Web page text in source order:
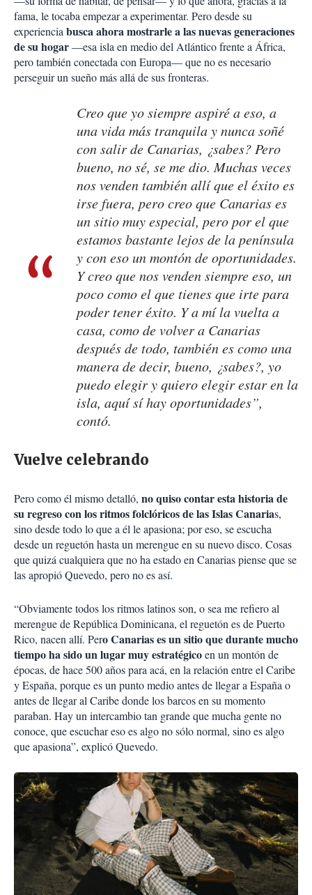
fama, le tocaba empezar a experimentar. Pero desde su
experienciabusca ahora mostrarle a las nuevas generaciones
de su hogar—esa isla en medio del Atlántico frente a África,
pero también conectada con Europa— que no es necesario
perseguir un sueño más allá de sus fronteras.
Creo que yo siempre aspiré a eso, a
una vida más tranquila y nunca soñé
con salir de Canarias, ¿sabes? Pero
bueno, no sé, se me dio. Muchas veces
nos venden también allí que el éxito es
irse fuera, pero creo que Canarias es
un sitio muy especial, pero por el que
estamos bastante lejos de la península
y con eso un montón de oportunidades.
Y creo que nos venden siempre eso, un
poco como el que tienes que irte para
poder tener éxito. Y a mí la vuelta a
casa, como de volver a Canarias
después de todo, también es como una
manera de decir, bueno, ¿sabes?, yo
puedo elegir y quiero elegir estar en la
isla, aquí sí hay oportunidades”,
contó.
Vuelve celebrando
Pero como él mismo detalló, no quiso contar esta historia de
su regreso con los ritmos folclóricos de las Islas Canarias,
sino desde todo lo que a él le apasiona; por eso, se escucha
desde un reguetón hasta un merengue en su nuevo disco. Cosas
que quizá cualquiera que no ha estado en Canarias piense que se
las apropió Quevedo, pero no es así.
“Obviamente todos los ritmos latinos son, o sea me refiero al
merengue de República Dominicana, el reguetón es de Puerto
Rico, nacen allí. Pero Canarias es un sitio que durante mucho
tiempo ha sido un lugar muy estratégicoen un montón de
épocas, de hace 500 años para acá, en la relación entre el Caribe
y España, porque es un punto medio antes de llegar a España o
antes de llegar al Caribe donde los barcos en su momento
paraban. Hay un intercambio tan grande que mucha gente no
conoce, que escuchar eso es algo no sólo normal, sino es algo
que apasiona”, explicó Quevedo.